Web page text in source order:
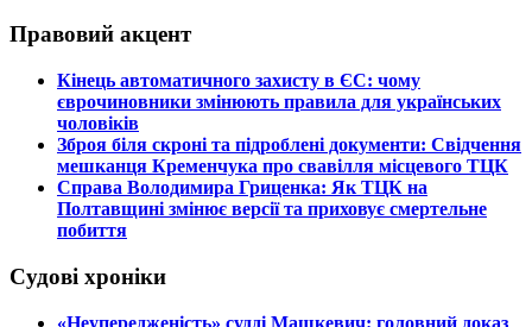
Правовий акцент
​Кінець автоматичного захисту в ЄС: чому
єврочиновники змінюють правила для українських
чоловіків
​Зброя біля скроні та підроблені документи: Свідчення
мешканця Кременчука про свавілля місцевого ТЦК
​Справа Володимира Гриценка: Як ТЦК на
Полтавщині змінює версії та приховує смертельне
побиття
Судові хроніки
​«Неупередженість» судді Машкевич: головний доказ